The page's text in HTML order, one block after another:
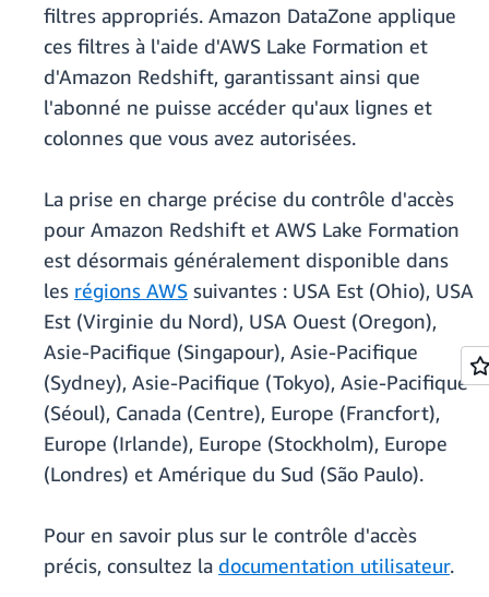
filtres appropriés. Amazon DataZone applique
ces filtres à l'aide d'AWS Lake Formation et
d'Amazon Redshift, garantissant ainsi que
l'abonné ne puisse accéder qu'aux lignes et
colonnes que vous avez autorisées.
La prise en charge précise du contrôle d'accès
pour Amazon Redshift et AWS Lake Formation
est désormais généralement disponible dans
les régions AWS suivantes : USA Est (Ohio), USA
Est (Virginie du Nord), USA Ouest (Oregon),
Asie-Pacifique (Singapour), Asie-Pacifique
(Sydney), Asie-Pacifique (Tokyo), Asie-Pacifique
(Séoul), Canada (Centre), Europe (Francfort),
Europe (Irlande), Europe (Stockholm), Europe
(Londres) et Amérique du Sud (São Paulo).
Pour en savoir plus sur le contrôle d'accès
précis, consultez la documentation utilisateur.